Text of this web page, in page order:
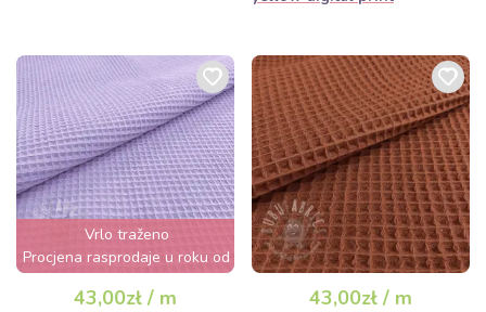
Vrlo traženo
Procjena rasprodaje u roku od
nekoliko sati
43,00zł / m 43,00zł / m